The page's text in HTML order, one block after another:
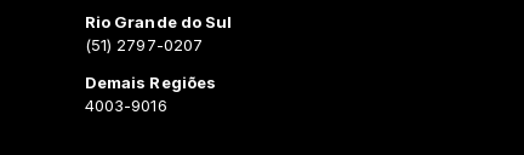
Rio Grande do Sul
(51) 2797-0207
Demais Regiões
4003-9016